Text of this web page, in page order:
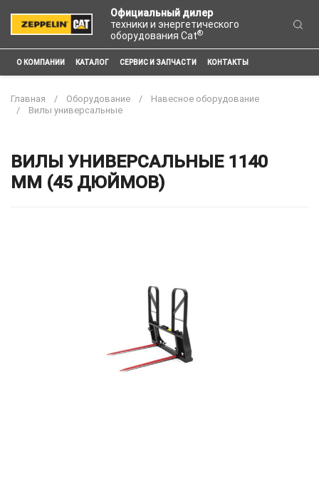
Официальный дилер
техники и энергетического
оборудования Cat®
О КОМПАНИИ КАТАЛОГ СЕРВИС И ЗАПЧАСТИ КОНТАКТЫ
Главная Оборудование
Навесное оборудование
Вилы универсальные
ВИЛЫ УНИВЕРСАЛЬНЫЕ 1140
ММ (45 ДЮЙМОВ)